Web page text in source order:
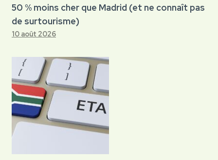
50 % moins cher que Madrid (et ne connaît pas
de surtourisme)
10 août 2026